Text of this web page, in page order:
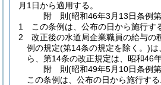
月1日から適用する。
附 則(昭和46年3月13日条例
1
この条例は、公布の日から施行す
2
改正後の水道局企業職員の給与の
例の規定(第14条の規定を除く。)は
ら、第14条の改正規定は、昭和46
附 則(昭和49年5月10日条例
この条例は、公布の日から施行する